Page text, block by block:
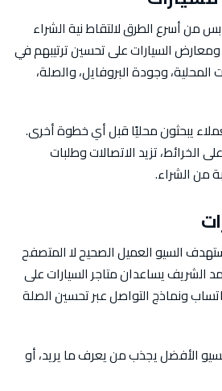
من أسرع الطرق لالتقاط نية الشراء
ومعارض السيارات على تحسين ترتيبهم في
المحلية، وجودة البروفايل، والصلة،
يبحثون محليًا قبل أي خطوة أخرى.
الخرائط، تزيد الاتصالات وطلبات
من الشراء.
السيو العميل الصحيح لا المتصفح
الشريف يساعدان متاجر السيارات على
ونماذج التواصل عبر تحسين الصلة
الأفضل يجذب من يعرف ما يريد، أو